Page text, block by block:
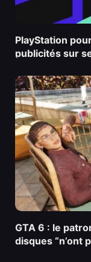
PlayStation
publicités sur
GTA 6 : le
disques “n’ont